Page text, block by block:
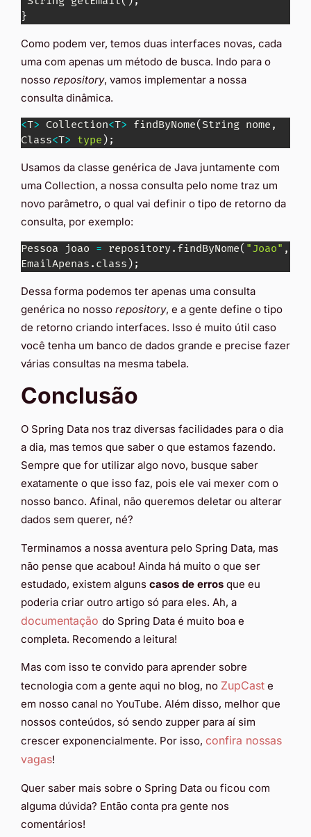
}
Como podem ver, temos duas interfaces novas, cada
uma com apenas um método de busca. Indo para o
nosso repository, vamos implementar a nossa
consulta dinâmica.
<T> Collection<T> findByNome( String nome,
Class<T> type ) ;
Usamos da classe genérica de Java juntamente com
uma Collection, a nossa consulta pelo nome traz um
novo parâmetro, o qual vai definir o tipo de retorno da
consulta, por exemplo:
Pessoa joao = repository.findByNome( "Joao" ,
EmailApenas.class ) ;
Dessa forma podemos ter apenas uma consulta
genérica no nosso repository, e a gente define o tipo
de retorno criando interfaces. Isso é muito útil caso
você tenha um banco de dados grande e precise fazer
várias consultas na mesma tabela.
Conclusão
O Spring Data nos traz diversas facilidades para o dia
a dia, mas temos que saber o que estamos fazendo.
Sempre que for utilizar algo novo, busque saber
exatamente o que isso faz, pois ele vai mexer com o
nosso banco. Afinal, não queremos deletar ou alterar
dados sem querer, né?
Terminamos a nossa aventura pelo Spring Data, mas
não pense que acabou! Ainda há muito o que ser
estudado, existem alguns casos de erros que eu
poderia criar outro artigo só para eles. Ah, a
documentação do Spring Data é muito boa e
completa. Recomendo a leitura!
Mas com isso te convido para aprender sobre
tecnologia com a gente aqui no blog, no ZupCast e
em nosso canal no YouTube. Além disso, melhor que
nossos conteúdos, só sendo zupper para aí sim
crescer exponencialmente. Por isso, confira nossas
vagas!
Quer saber mais sobre o Spring Data ou ficou com
alguma dúvida? Então conta pra gente nos
comentários!